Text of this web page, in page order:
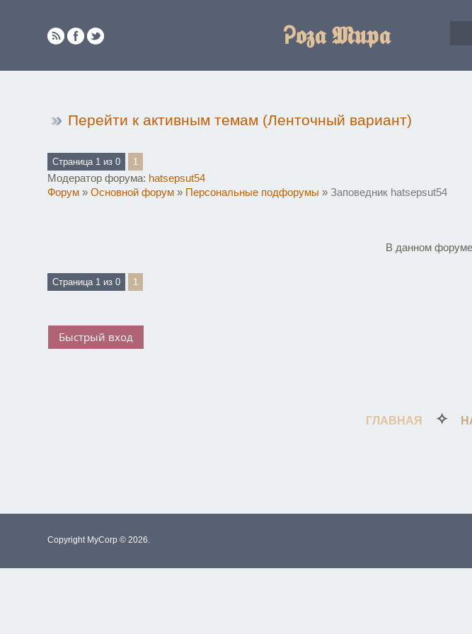
Ꭾ𝖔𝖟𝖆 𝕸𝖚𝖕𝖆
Перейти к активным темам (Ленточный вариант)
Страница 1 из0 1
Модератор форума: hatsepsut54
Форум » Основной форум » Персональные подфорумы » Заповедник hatsepsut54
В данном
Страница 1 из0 1
ГЛАВНАЯ ✧
Copyright MyCorp © 2026.